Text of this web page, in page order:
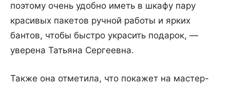
поэтому очень удобно иметь в шкафу пару
красивых пакетов ручной работы и ярких
бантов, чтобы быстро украсить подарок, —
уверена Татьяна Сергеевна.
Также она отметила, что покажет на мастер-